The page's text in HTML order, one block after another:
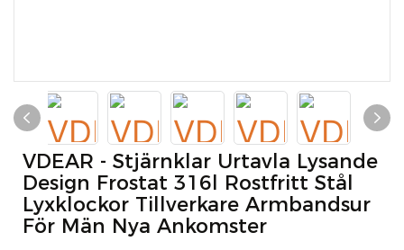
VDEAR - Stjärnklar Urtavla Lysande
Design Frostat 316l Rostfritt Stål
Lyxklockor Tillverkare Armbandsur
För Män Nya Ankomster